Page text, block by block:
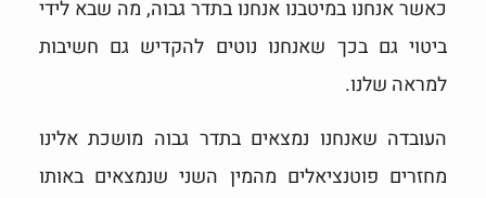
כאשר אנחנו במיטבנו אנחנו בתדר גבוה, מה שבא לידי
ביטוי גם בכך שאנחנו נוטים להקדיש גם חשיבות
למראה שלנו.
העובדה שאנחנו נמצאים בתדר גבוה מושכת אלינו
מחזרים פוטנציאלים מהמין השני שנמצאים באותו